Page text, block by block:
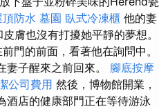
頂防水 墓園 臥式冷凍櫃 他的妻
膚也沒有打擾她平靜的夢想。
門的前面，看著他在詢問中。
妻子醒來之前回來。 腳底按摩
公司費用 然後，博物館開業，
酒店的健康部門正在等待游泳